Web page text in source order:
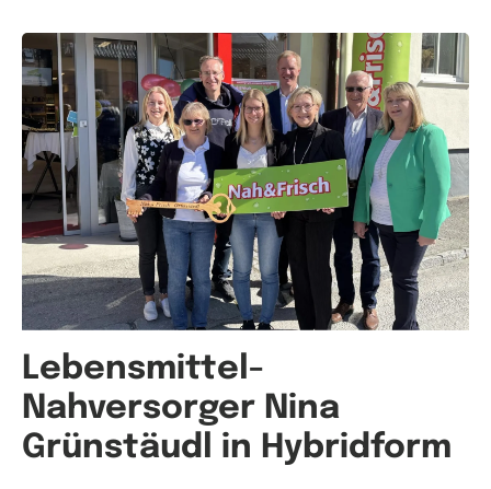
Lebensmittel-
Nahversorger Nina
Grünstäudl in Hybridform